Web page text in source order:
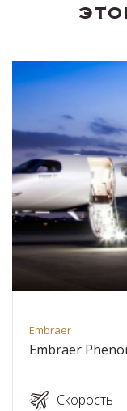
Embraer
Embraer
Скорость